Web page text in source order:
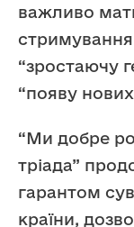
важливо
“зростаючу
“появу нових
“Ми добре
тріада”
гарантом
країни,